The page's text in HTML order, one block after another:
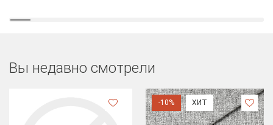
Вы недавно смотрели
-10% ХИТ